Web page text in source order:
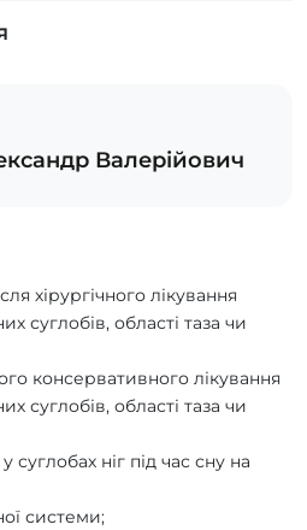
Валерійович
хірургічного лікування
суглобів, області таза чи
консервативного лікування
суглобів, області таза чи
суглобах ніг під час сну на
системи;